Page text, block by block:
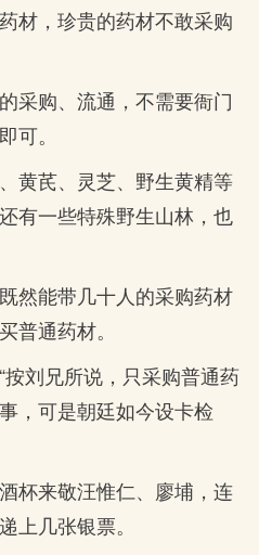
材，珍贵的药材不敢采购
采购、流通，不需要衙门
可。
黄芪、灵芝、野生黄精等
有一些特殊野生山林，也
然能带几十人的采购药材
普通药材。
刘兄所说，只采购普通药
，可是朝廷如今设卡检
杯来敬汪惟仁、廖埔，连
上几张银票。